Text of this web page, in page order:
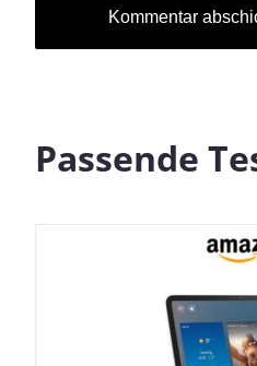
Passende